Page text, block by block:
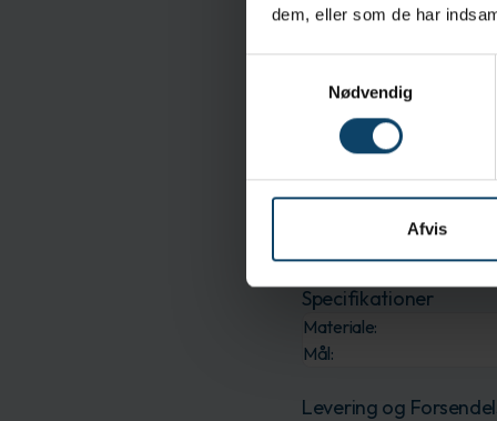
dem, eller som de har
Nødvendig
Afvis
samme mængde
Egenskaber
Særligt designet
Systems), handske
Det hængslede led
Unikke
Specifikationer
Materiale:
Mål:
Levering og